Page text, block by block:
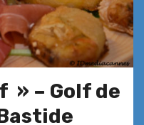
» – Golf de